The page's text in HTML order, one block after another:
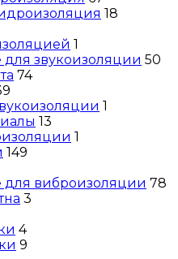
18
1
звукоизоляции 50
74
1
13
1
149
виброизоляции 78
3
4
9